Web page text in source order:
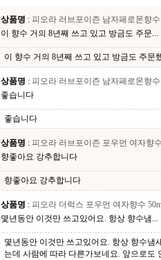
상품명 : 피오라 러브포이즌 남자페로몬향수
이 향수 거의 8년째 쓰고 있고 방금도 주문...
이 향수 거의 8년째 쓰고 있고 방금도 주문
상품명 : 피오라 러브포이즌 남자페로몬향수
좋습니다
좋습니다
상품명 : 피오라 러브포이즌 포우먼 여자향
향좋아요 강추합니다
향좋아요 강추합니다
상품명 : 피오라 더럭스 포우먼 여자향수
몇년동안 이것만 쓰고있어요. 항상 향수냄...
몇년동안 이것만 쓰고있어요. 항상 향수냄
는데 사람에 따라 다른가보네요. 앞으로도